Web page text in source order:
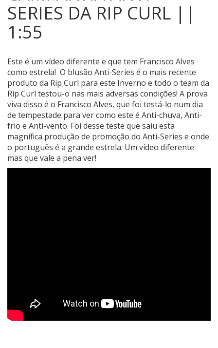
SERIES DA RIP CURL ||
1:55
Este é um vídeo diferente e que tem Francisco Alves
como estrela! O blusão Anti-Series é o mais recente
produto da Rip Curl para este Inverno e todo o team da
Rip Curl testou-o nas mais adversas condições! A prova
viva disso é o Francisco Alves, que foi testá-lo num dia
de tempestade para ver como este é Anti-chuva, Anti-
frio e Anti-vento. Foi desse teste que saiu esta
magnífica produção de promoção do Anti-Series e onde
o português é a grande estrela. Um vídeo diferente
mas que vale a pena ver!